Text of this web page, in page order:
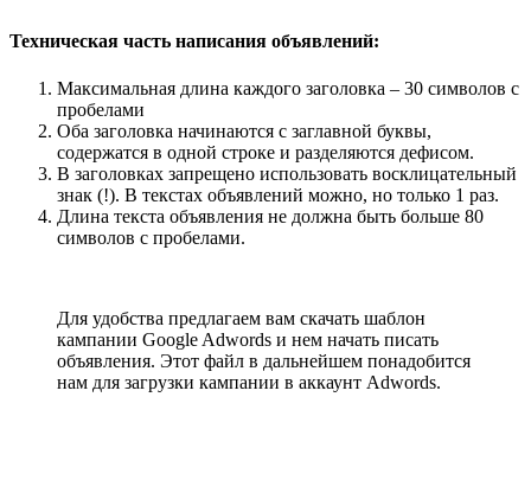
Техническая часть написания объявлений:
Максимальная длина каждого заголовка – 30 символов с
пробелами
Оба заголовка начинаются с заглавной буквы,
содержатся в одной строке и разделяются дефисом.
В заголовках запрещено использовать восклицательный
знак (!). В текстах объявлений можно, но только 1 раз.
Длина текста объявления не должна быть больше 80
символов с пробелами.
Для удобства предлагаем вам скачать шаблон
кампании Google Adwords и нем начать писать
объявления. Этот файл в дальнейшем понадобится
нам для загрузки кампании в аккаунт Adwords.